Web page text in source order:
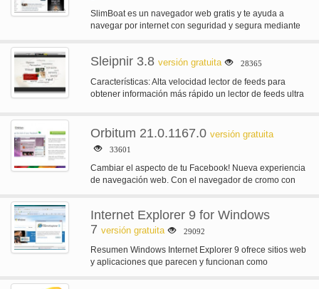
SlimBoat es un navegador web gratis y te ayuda a
navegar por internet con seguridad y segura mediante
Sleipnir 3.8 versión gratuita 28365
Características: Alta velocidad lector de feeds para
obtener información más rápido un lector de feeds ultra
Orbitum 21.0.1167.0 versión gratuita
33601
Cambiar el aspecto de tu Facebook! Nueva experiencia
de navegación web. Con el navegador de cromo con
Internet Explorer 9 for Windows
7 versión gratuita 29092
Resumen Windows Internet Explorer 9 ofrece sitios web
y aplicaciones que parecen y funcionan como